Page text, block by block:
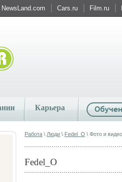
NewsLand.com Cars.ru Film.ru
Карьера
Работа \ Люди \ Fedel_O \ Фото и видео
Fedel_O